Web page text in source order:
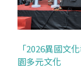
「2026異國文
園多元文化